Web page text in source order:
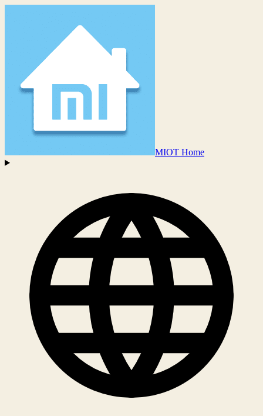
MIOT Home